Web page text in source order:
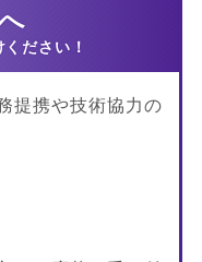
提携や技術協力の